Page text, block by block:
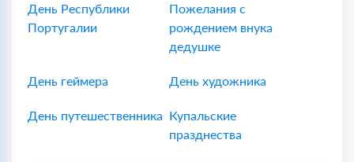
День Республики
Португалии
Пожелания с
рождением внука
дедушке
День геймера День художника
День путешественника Купальские
празднества